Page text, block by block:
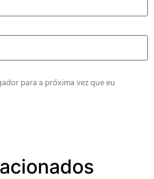
para a próxima vez que eu